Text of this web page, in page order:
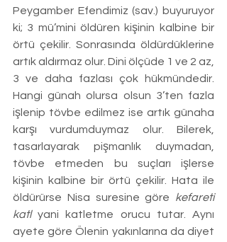
Peygamber Efendimiz (sav.) buyuruyor
ki; 3 mü’mini öldüren kişinin kalbine bir
örtü çekilir. Sonrasında öldürdüklerine
artık aldırmaz olur. Dini ölçüde 1 ve 2 az,
3 ve daha fazlası çok hükmündedir.
Hangi günah olursa olsun 3’ten fazla
işlenip tövbe edilmez ise artık günaha
karşı vurdumduymaz olur. Bilerek,
tasarlayarak pişmanlık duymadan,
tövbe etmeden bu suçları işlerse
kişinin kalbine bir örtü çekilir. Hata ile
öldürürse Nisa suresine göre kefareti
katl yani katletme orucu tutar. Aynı
ayete göre Ölenin yakınlarına da diyet